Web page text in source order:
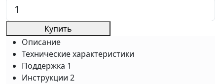
Купить
Описание
Технические характеристики
Поддержка 1
Инструкции 2